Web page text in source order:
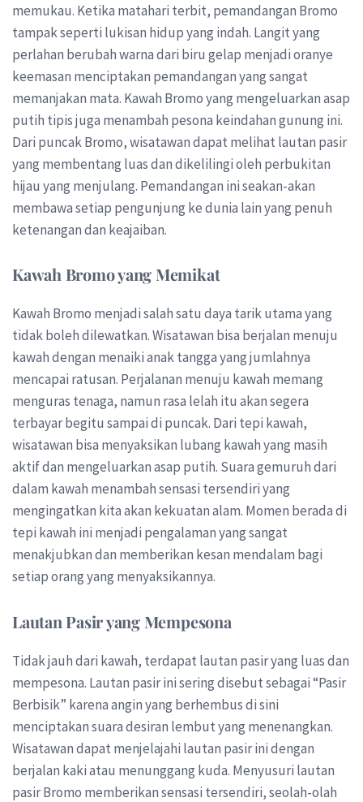
memukau. Ketika matahari terbit, pemandangan Bromo
tampak seperti lukisan hidup yang indah. Langit yang
perlahan berubah warna dari biru gelap menjadi oranye
keemasan menciptakan pemandangan yang sangat
memanjakan mata. Kawah Bromo yang mengeluarkan asap
putih tipis juga menambah pesona keindahan gunung ini.
Dari puncak Bromo, wisatawan dapat melihat lautan pasir
yang membentang luas dan dikelilingi oleh perbukitan
hijau yang menjulang. Pemandangan ini seakan-akan
membawa setiap pengunjung ke dunia lain yang penuh
ketenangan dan keajaiban.
Kawah Bromo yang Memikat
Kawah Bromo menjadi salah satu daya tarik utama yang
tidak boleh dilewatkan. Wisatawan bisa berjalan menuju
kawah dengan menaiki anak tangga yang jumlahnya
mencapai ratusan. Perjalanan menuju kawah memang
menguras tenaga, namun rasa lelah itu akan segera
terbayar begitu sampai di puncak. Dari tepi kawah,
wisatawan bisa menyaksikan lubang kawah yang masih
aktif dan mengeluarkan asap putih. Suara gemuruh dari
dalam kawah menambah sensasi tersendiri yang
mengingatkan kita akan kekuatan alam. Momen berada di
tepi kawah ini menjadi pengalaman yang sangat
menakjubkan dan memberikan kesan mendalam bagi
setiap orang yang menyaksikannya.
Lautan Pasir yang Mempesona
Tidak jauh dari kawah, terdapat lautan pasir yang luas dan
mempesona. Lautan pasir ini sering disebut sebagai “Pasir
Berbisik” karena angin yang berhembus di sini
menciptakan suara desiran lembut yang menenangkan.
Wisatawan dapat menjelajahi lautan pasir ini dengan
berjalan kaki atau menunggang kuda. Menyusuri lautan
pasir Bromo memberikan sensasi tersendiri, seolah-olah